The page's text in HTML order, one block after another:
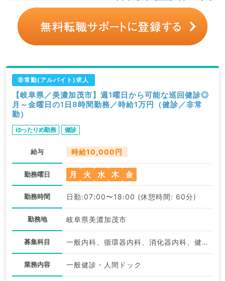
非常勤(アルバイト)求人
【岐阜県／美濃加茂市】週1曜日から可能な巡回健診◎
月～金曜日の1日8時間勤務／時給1万円（健診／非常
勤）
ゆったりめ勤務 健診
給与 時給10,000円
勤務曜日 月 火 水 木 金
勤務時間 日勤:07:00〜18:00 (休憩時間: 60分)
勤務地 岐阜県美濃加茂市
募集科目 一般内科、循環器内科、消化器内科、健診・人間ドック
業務内容 一般健診・人間ドック